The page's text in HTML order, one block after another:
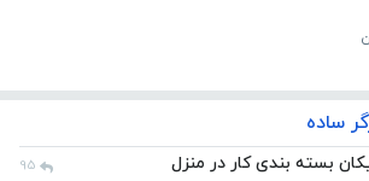
ساده
بسته بندی کار در منزل